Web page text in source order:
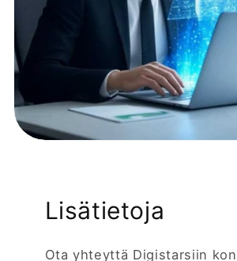
Lisätietoja
Ota yhteyttä Digistarsiin